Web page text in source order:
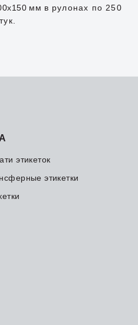
мм в рулонах по 250
этикеток
этикетки